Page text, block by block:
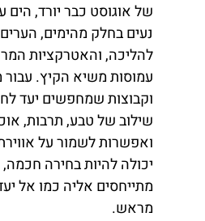
של אוגוסט כבר יורד, הים
נעים בחלק מהימים,
להליכה, והאטרקציות
עמוסות משיא הקיץ. עבור
וקבוצות שמחפשים יעד
שילוב של טבע, תרבות,
ואפשרות לשמור על
יכולה להיות בחירה
מתייחסים אליה כמו אל
מראש.